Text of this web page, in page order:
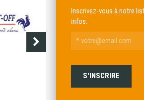
ALKAR
Inscrivez-vous à notre
infos.